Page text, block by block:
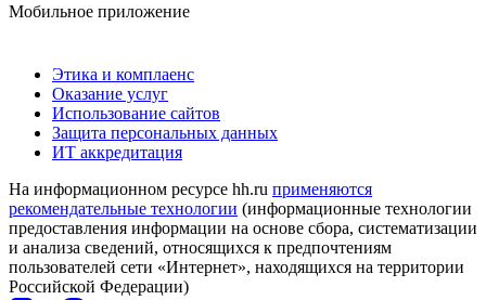
Мобильное приложение
Этика и комплаенс
Оказание услуг
Использование сайтов
Защита персональных данных
ИТ аккредитация
На информационном ресурсе hh.ru применяются
рекомендательные технологии (информационные технологии
предоставления информации на основе сбора, систематизации
и анализа сведений, относящихся к предпочтениям
пользователей сети «Интернет», находящихся на территории
Российской Федерации)